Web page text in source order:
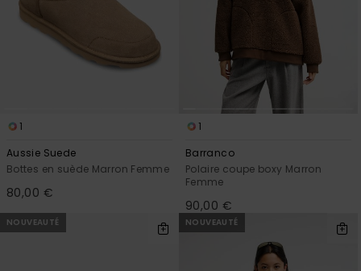
1
Aussie Suede
Bottes en suède Marron Femme
80,00 €
1
Barranco
Polaire coupe boxy Marron
Femme
90,00 €
NOUVEAUTÉ NOUVEAUTÉ